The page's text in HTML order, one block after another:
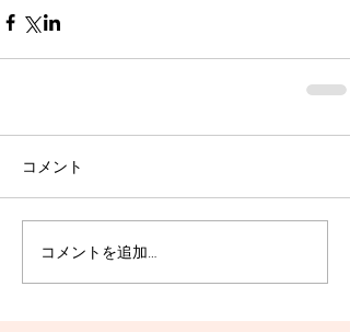
コメント
コメントを追加…